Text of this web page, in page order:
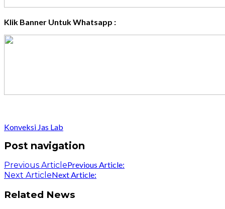
Klik Banner Untuk Whatsapp :
Konveksi Jas Lab
Post navigation
Previous ArticlePrevious Article:
Next ArticleNext Article:
Related News